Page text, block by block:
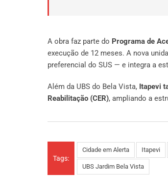
A obra faz parte do Programa de
execução de 12 meses. A nova
preferencial do SUS — e integra a
Além da UBS do Bela Vista, Itapevi
Reabilitação (CER), ampliando a
Tags:
Cidade em Alerta Itapevi
UBS Jardim Bela Vista